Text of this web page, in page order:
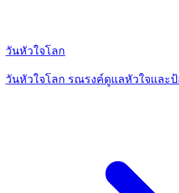
วันหัวใจโลก
วันหัวใจโลก รณรงค์ดูแลหัวใจและ